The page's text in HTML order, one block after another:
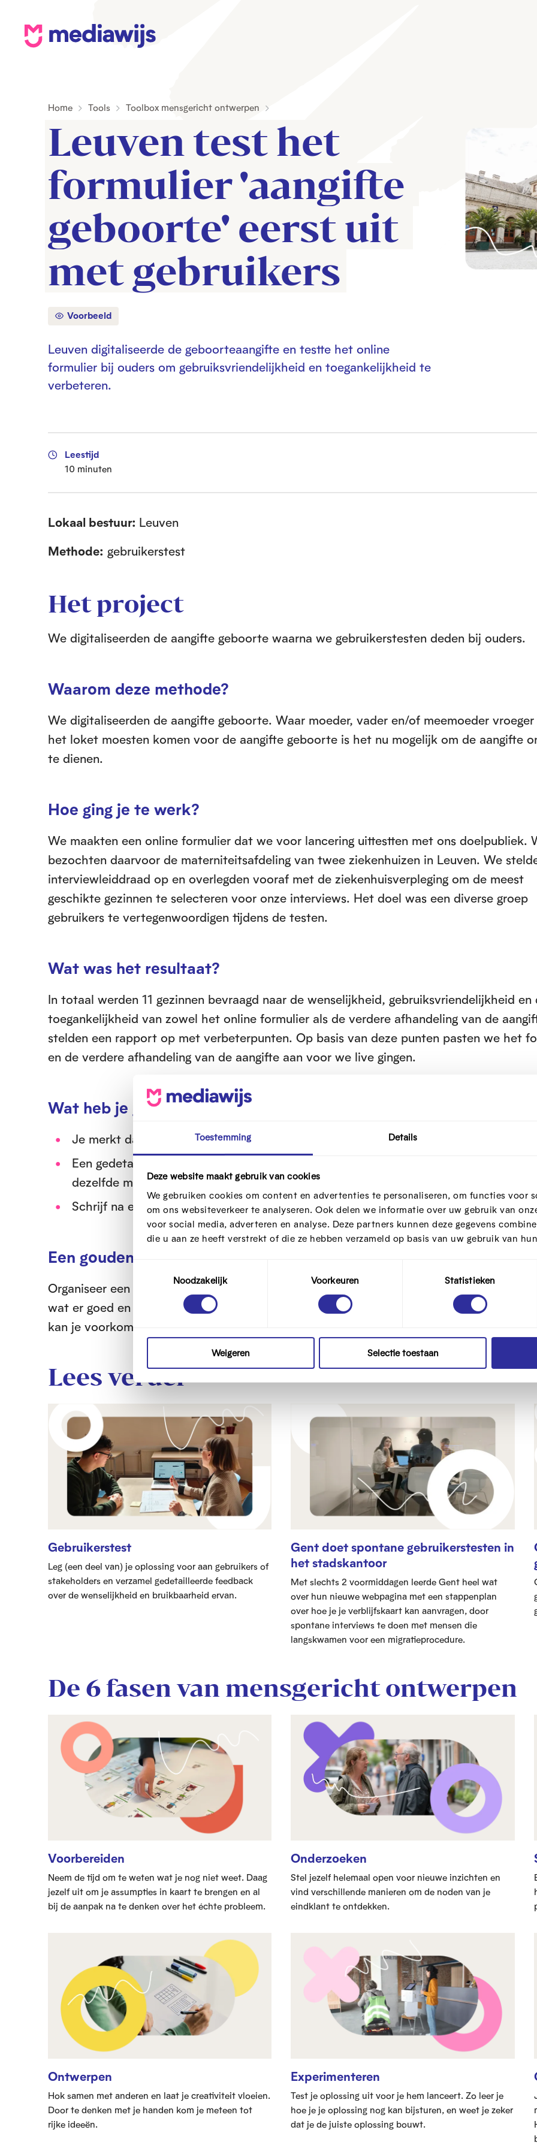
Toestemming Details
Deze website maakt gebruik van cookies
We gebruiken cookies om content en advertenties te personaliseren, om functies voor
om ons websiteverkeer te analyseren. Ook delen we informatie over uw gebruik van
voor social media, adverteren en analyse. Deze partners kunnen deze gegevens
die u aan ze heeft verstrekt of die ze hebben verzameld op basis van uw gebruik van
T
t
i
e
e
t
Noodzakelijk Voorkeuren Statistieken
Weigeren Selectie toestaan
M
a
i
s
Home Tools Toolbox mensgericht ontwerpen
Leuven test het
formulier 'aangifte
geboorte' eerst uit
met gebruikers
Voorbeeld
Leuven digitaliseerde de geboorteaangifte en testte het online
formulier bij ouders om gebruiksvriendelijkheid en toegankelijkheid te
verbeteren.
Leestijd
10 minuten
Lokaal bestuur: Leuven
Methode: gebruikerstest
Het project
We digitaliseerden de aangifte geboorte waarna we gebruikerstesten deden bij ouders.
Waarom deze methode?
We digitaliseerden de aangifte geboorte. Waar moeder, vader en/of meemoeder vroeger
het loket moesten komen voor de aangifte geboorte is het nu mogelijk om de aangifte
te dienen.
Hoe ging je te werk?
We maakten een online formulier dat we voor lancering uittestten met ons doelpubliek.
bezochten daarvoor de materniteitsafdeling van twee ziekenhuizen in Leuven. We
interviewleiddraad op en overlegden vooraf met de ziekenhuisverpleging om de meest
geschikte gezinnen te selecteren voor onze interviews. Het doel was een diverse groep
gebruikers te vertegenwoordigen tijdens de testen.
Wat was het resultaat?
In totaal werden 11 gezinnen bevraagd naar de wenselijkheid, gebruiksvriendelijkheid en
toegankelijkheid van zowel het online formulier als de verdere afhandeling van de
stelden een rapport op met verbeterpunten. Op basis van deze punten pasten we het
en de verdere afhandeling van de aangifte aan voor we live gingen.
Wat heb je geleerd?
Je merkt dat er na een aantal interviews al een verzadiging is van nieuwe feedback.
Een gedetailleerd uitgeschreven leidraad geeft houvast en maakt dat je elke
dezelfde manier bevraagd.
Schrijf na elk interview kort de belangrijkste take-aways op.
Een gouden tip
Organiseer een retrospective met alle stakeholders na afronden van het project. Zo leer
wat er goed en minder goed ging. De goede zaken kan je behouden, de minder goede
kan je voorkomen of aanpakken. Dit klinkt simpel maar toch wordt dit vaak vergeten.
Lees verder
Gebruikerstest
Leg (een deel van) je oplossing voor aan gebruikers of
stakeholders en verzamel gedetailleerde feedback
over de wenselijkheid en bruikbaarheid ervan.
Gent doet spontane gebruikerstesten in
het stadskantoor
Met slechts 2 voormiddagen leerde Gent heel wat
over hun nieuwe webpagina met een stappenplan
over hoe je je verblijfskaart kan aanvragen, door
spontane interviews te doen met mensen die
langskwamen voor een migratieprocedure.
De 6 fasen van mensgericht ontwerpen
Voorbereiden
Neem de tijd om te weten wat je nog niet weet. Daag
jezelf uit om je assumpties in kaart te brengen en al
bij de aanpak na te denken over het échte probleem.
Onderzoeken
Stel jezelf helemaal open voor nieuwe inzichten en
vind verschillende manieren om de noden van je
eindklant te ontdekken.
Ontwerpen
Hok samen met anderen en laat je creativiteit vloeien.
Door te denken met je handen kom je meteen tot
rijke ideeën.
Experimenteren
Test je oplossing uit voor je hem lanceert. Zo leer je
hoe je je oplossing nog kan bijsturen, en weet je zeker
dat je de juiste oplossing bouwt.